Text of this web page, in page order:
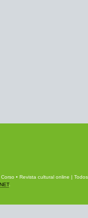
• Revista cultural online |
.